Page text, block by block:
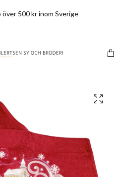
500 kr inom Sverige